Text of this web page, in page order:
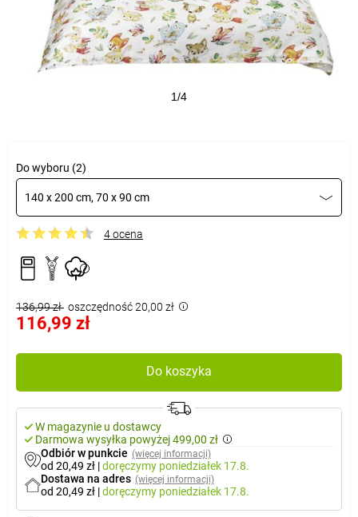
1/4
Do wyboru (2)
140 x 200 cm, 70 x 90 cm
4 ocena
136,99 zł oszczędność 20,00 zł
116,99 zł
Do koszyka
W magazynie u dostawcy
Darmowa wysyłka powyżej 499,00 zł
Odbiór w punkcie (więcej informacji)
od 20,49 zł |doręczymy poniedziałek 17.8.
Dostawa na adres (więcej informacji)
od 20,49 zł |doręczymy poniedziałek 17.8.